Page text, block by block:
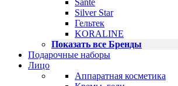
Sante
Silver Star
Гельтек
KORALINE
Показать все Бренды
Подарочные наборы
Лицо
Аппаратная косметика